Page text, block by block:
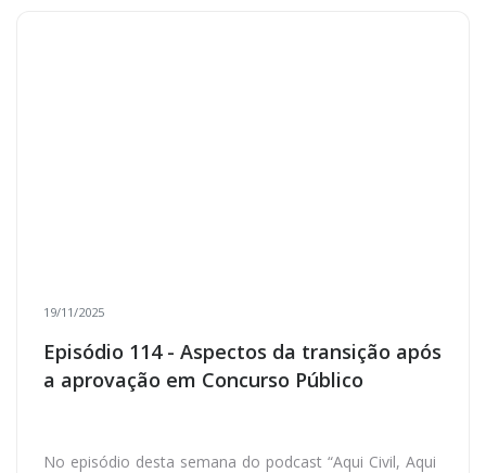
19/11/2025
Episódio 114 - Aspectos da transição após
a aprovação em Concurso Público
No episódio desta semana do podcast “Aqui Civil, Aqui